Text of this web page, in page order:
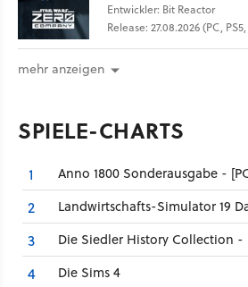
Entwickler: Bit Reactor
Release: 27.08.2026 (PC,
mehr anzeigen
SPIELE-CHARTS
1 Anno 1800 Sonderausgabe -
2 Landwirtschafts-Simulator 19
3 Die Siedler History Collection -
4 Die Sims 4